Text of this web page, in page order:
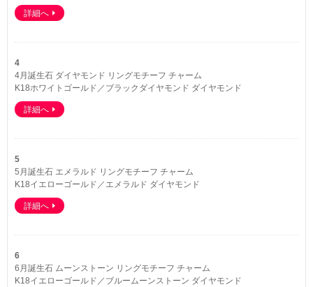
詳細へ
4
4月誕生石 ダイヤモンド リングモチーフ チャーム
K18ホワイトゴールド／ブラックダイヤモンド ダイヤモンド
詳細へ
5
5月誕生石 エメラルド リングモチーフ チャーム
K18イエローゴールド／エメラルド ダイヤモンド
詳細へ
6
6月誕生石 ムーンストーン リングモチーフ チャーム
K18イエローゴールド／ブルームーンストーン ダイヤモンド